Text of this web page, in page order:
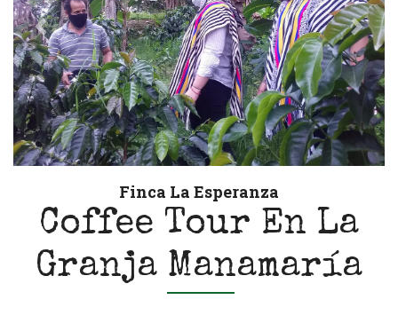
Previous Next
Finca La Esperanza
Coffee Tour En La
Granja Manamaría